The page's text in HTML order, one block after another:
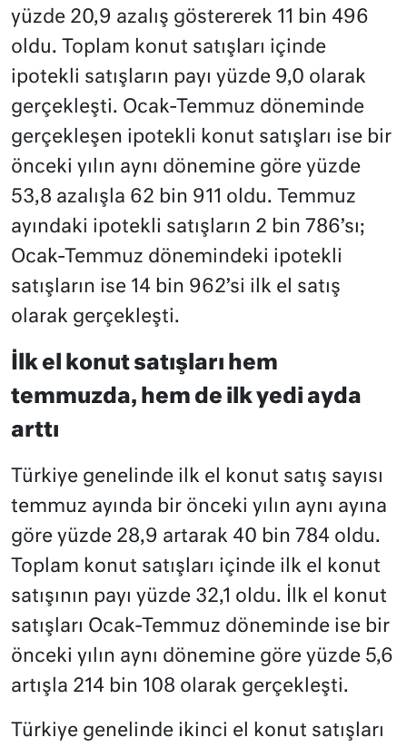
yüzde 20,9 azalış göstererek 11 bin 496
oldu. Toplam konut satışları içinde
ipotekli satışların payı yüzde 9,0 olarak
gerçekleşti. Ocak-Temmuz döneminde
gerçekleşen ipotekli konut satışları ise bir
önceki yılın aynı dönemine göre yüzde
53,8 azalışla 62 bin 911 oldu. Temmuz
ayındaki ipotekli satışların 2 bin 786’sı;
Ocak-Temmuz dönemindeki ipotekli
satışların ise 14 bin 962’si ilk el satış
olarak gerçekleşti.
İlk el konut satışları hem
temmuzda, hem de ilk yedi ayda
arttı
Türkiye genelinde ilk el konut satış sayısı
temmuz ayında bir önceki yılın aynı ayına
göre yüzde 28,9 artarak 40 bin 784 oldu.
Toplam konut satışları içinde ilk el konut
satışının payı yüzde 32,1 oldu. İlk el konut
satışları Ocak-Temmuz döneminde ise bir
önceki yılın aynı dönemine göre yüzde 5,6
artışla 214 bin 108 olarak gerçekleşti.
Türkiye genelinde ikinci el konut satışları